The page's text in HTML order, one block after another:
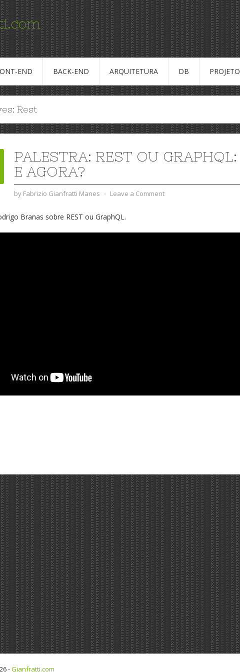
de TI
END BACK-END ARQUITETURA DB PROJETO
Rest
PALESTRA: REST OU GRAPHQL:
E AGORA?
by Fabrizio Gianfratti Manes ⋅ Leave a Comment
Branas sobre REST ou GraphQL.
-Gianfratti.com